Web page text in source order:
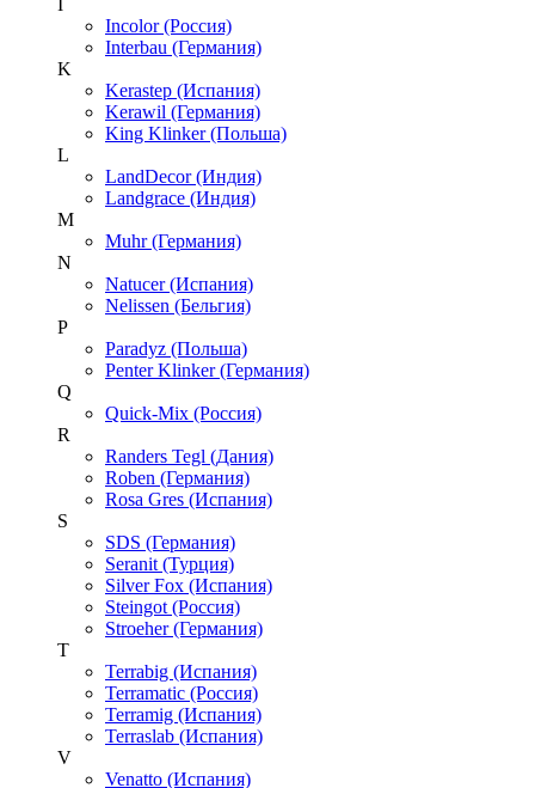
I
Incolor (Россия)
Interbau (Германия)
K
Kerastep (Испания)
Kerawil (Германия)
King Klinker (Польша)
L
LandDecor (Индия)
Landgrace (Индия)
M
Muhr (Германия)
N
Natucer (Испания)
Nelissen (Бельгия)
P
Paradyz (Польша)
Penter Klinker (Германия)
Q
Quick-Mix (Россия)
R
Randers Tegl (Дания)
Roben (Германия)
Rosa Gres (Испания)
S
SDS (Германия)
Seranit (Турция)
Silver Fox (Испания)
Steingot (Россия)
Stroeher (Германия)
T
Terrabig (Испания)
Terramatic (Россия)
Terramig (Испания)
Terraslab (Испания)
V
Venatto (Испания)